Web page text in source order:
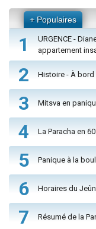
+ Populaires
1
URGENCE -
appartement
2 Histoire - À bord
3 Mitsva en
4 La Paracha en
5 Panique à la
6 Horaires du
7 Résumé de la